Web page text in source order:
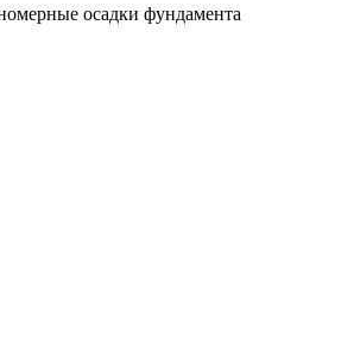
осадки фундамента